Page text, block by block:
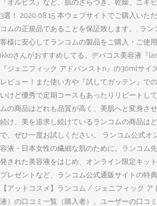
『オルビス』など、肌のざらつき、乾燥、ニキ
3選！ 2020.08.15 本ウェブサイトでご購入いた
コムの正規品であることを保証致します。, ラ
客様に安心してランコムの製品をご購入・ご使
ikkoさんがおすすめしてる、デパコス美容液『
『ジェニフィック アドバンストn』の30mlサイ
レビュー！また使い方や『試してガッテン』で
いけど優秀で定期コースもあったりリピートし
ムの商品はどれも品質が高く、美肌へと変身さ
続け、美を追求し続けているランコムの商品は
で、ぜひ一度お試しください。 ランコム公式オ
容液 - 日本女性の繊細な肌のために。ランコム
発された美容液をはじめ、オンライン限定キッ
プレゼントなど、ランコム公式通販サイトの特
【アットコスメ】ランコム / ジェニフィック ア
液）の口コミ一覧（購入者）。ユーザーの口コ